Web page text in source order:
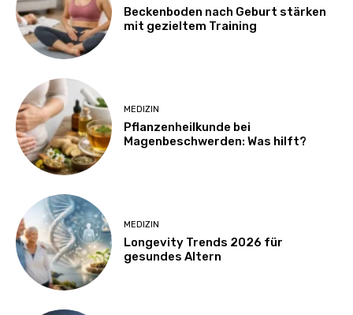
Beckenboden nach Geburt stärken
mit gezieltem Training
MEDIZIN
Pflanzenheilkunde bei
Magenbeschwerden: Was hilft?
MEDIZIN
Longevity Trends 2026 für
gesundes Altern